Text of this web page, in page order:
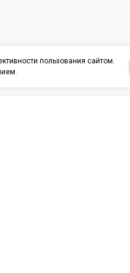
пользования сайтом.